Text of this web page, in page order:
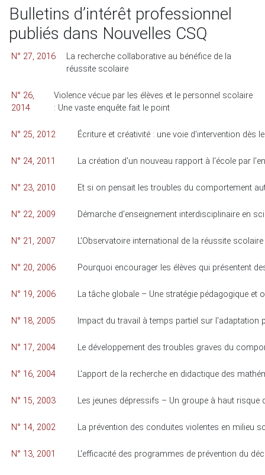
Bulletins d’intérêt professionnel
publiés dans Nouvelles CSQ
N° 27, 2016
La recherche collaborative au bénéfice de la
réussite scolaire
N° 26,
2014
Violence vécue par les élèves et le personnel scolaire
: Une vaste enquête fait le point
N° 25, 2012 Écriture et créativité : une voie d'intervention dès
N° 24, 2011 La création d'un nouveau rapport à l'école par
N° 23, 2010 Et si on pensait les troubles du comportement
N° 22, 2009 Démarche d'enseignement interdisciplinaire en
N° 21, 2007 L'Observatoire international de la réussite
N° 20, 2006 Pourquoi encourager les élèves qui présentent
N° 19, 2006 La tâche globale – Une stratégie pédagogique et
N° 18, 2005 Impact du travail à temps partiel sur
N° 17, 2004 Le développement des troubles graves du
N° 16, 2004 L'apport de la recherche en didactique des
N° 15, 2003 Les jeunes dépressifs – Un groupe à haut risque
N° 14, 2002 La prévention des conduites violentes en milieu
N° 13, 2001 L'efficacité des programmes de prévention du